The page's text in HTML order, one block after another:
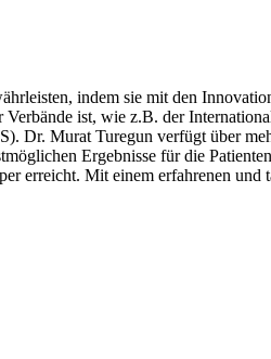
indem sie mit den
ist, wie z.B. der
Dr. Murat Turegun verfügt über
Ergebnisse für die
erreicht. Mit einem erfahrenen